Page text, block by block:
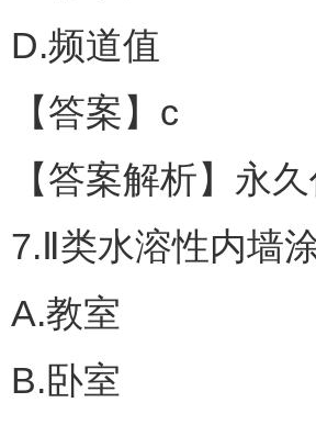
D.频道值
【答案】c
【答案解析】永
7.Ⅱ类水溶性内墙
A.教室
B.卧室